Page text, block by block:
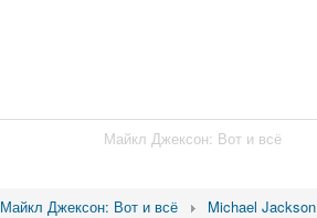
Майкл Джексон: Вот и всё
Майкл Джексон: Вот и всё Michael Jackson